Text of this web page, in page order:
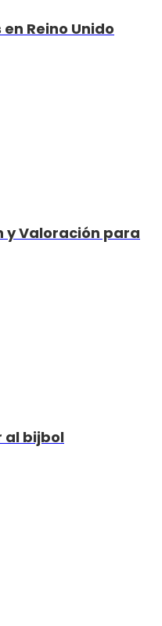
Reino Unido
y Valoración para
al bijbol